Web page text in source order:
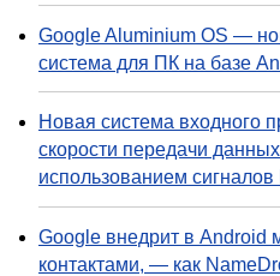
Google Aluminium OS —
система для ПК на базе
Новая система входного
скорости передачи
использованием сигналов
Google внедрит в Android
контактами, — как